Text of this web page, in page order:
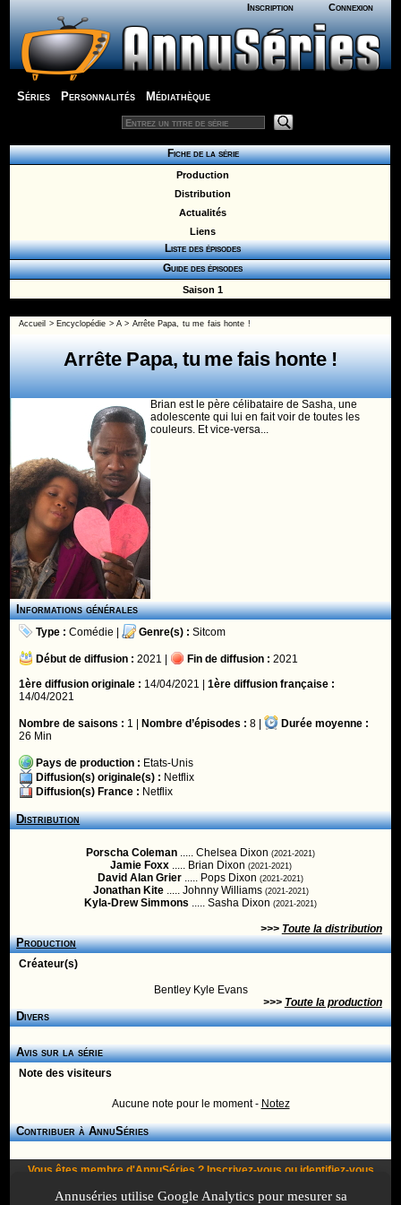
Inscription Connexion
Séries Personnalités Médiathèque
Fiche de la série
Production
Distribution
Actualités
Liens
Liste des épisodes
Guide des épisodes
Saison 1
Accueil > Encyclopédie >A > Arrête Papa, tu me fais honte !
Arrête Papa, tu me fais honte !
Brian est le père célibataire de Sasha, une
adolescente qui lui en fait voir de toutes les
couleurs. Et vice-versa...
Informations générales
Type :Comédie | Genre(s) : Sitcom
Début de diffusion : 2021 | Fin de diffusion : 2021
1ère diffusion originale : 14/04/2021 |1ère diffusion française :
14/04/2021
Nombre de saisons : 1 | Nombre d’épisodes : 8 |
Durée moyenne :
26 Min
Pays de production : Etats-Unis
Diffusion(s) originale(s) : Netflix
Diffusion(s) France : Netflix
Distribution
Porscha Coleman ..... Chelsea Dixon (2021-2021)
Jamie Foxx..... Brian Dixon (2021-2021)
David Alan Grier ..... Pops Dixon (2021-2021)
Jonathan Kite..... Johnny Williams (2021-2021)
Kyla-Drew Simmons ..... Sasha Dixon (2021-2021)
>>> Toute la distribution
Production
Créateur(s)
Bentley Kyle Evans
>>> Toute la production
Divers
Avis sur la série
Note des visiteurs
Aucune note pour le moment - Notez
Contribuer à AnnuSéries
Vous êtes membre d'AnnuSéries ? Inscrivez-vous ou identifiez-vous
série !
Annuséries utilise Google Analytics pour mesurer sa